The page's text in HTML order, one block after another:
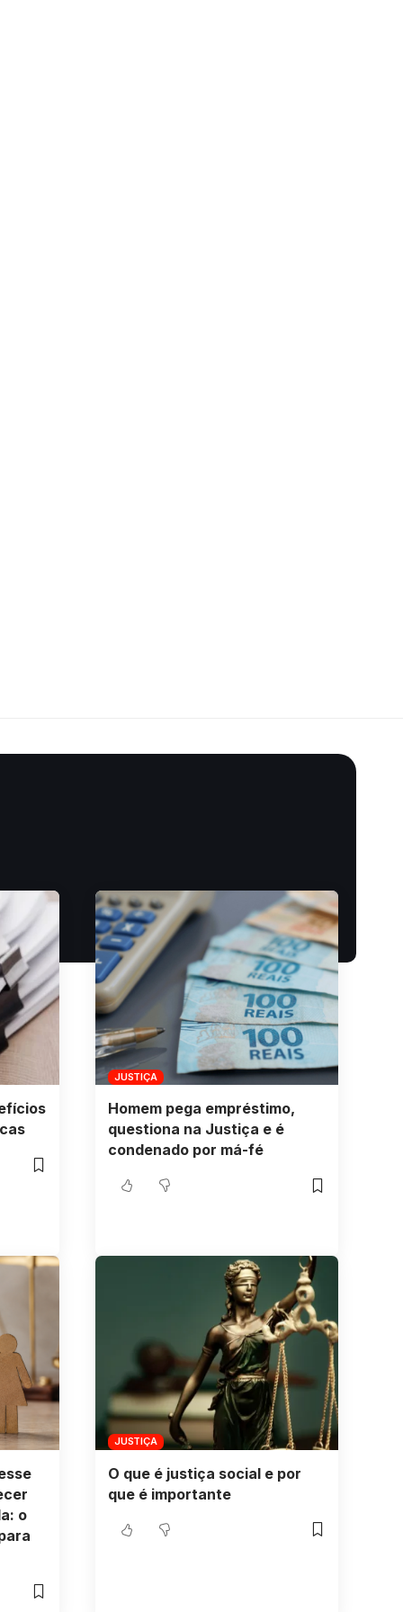
JUSTIÇA
Homem pega empréstimo,
questiona na Justiça e é
condenado por má-fé
o
JUSTIÇA
O que é justiça social e por
que é importante